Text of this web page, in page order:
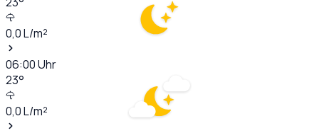
0,0L/m²
06:00Uhr
23°
0,0L/m²